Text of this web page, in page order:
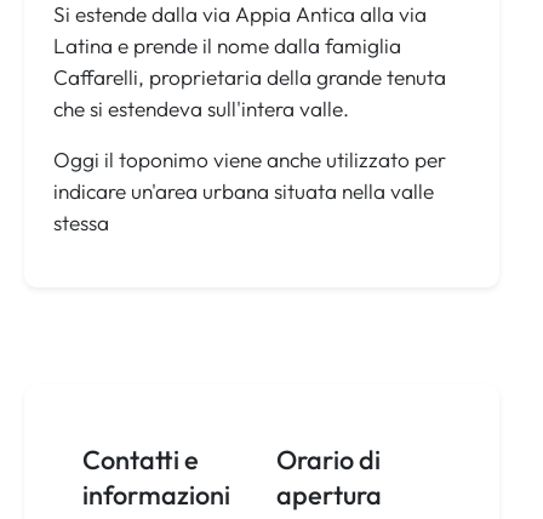
Si estende dalla via Appia Antica alla via
Latina e prende il nome dalla famiglia
Caffarelli, proprietaria della grande tenuta
che si estendeva sull'intera valle.
Oggi il toponimo viene anche utilizzato per
indicare un'area urbana situata nella valle
stessa
Contatti e
informazioni
Orario di
apertura